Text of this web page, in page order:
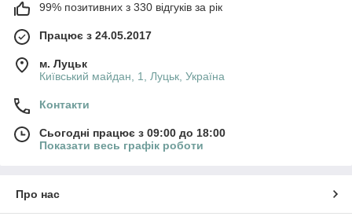
99% позитивних з 330 відгуків за рік
Працює з 24.05.2017
м. Луцьк
Київський майдан, 1, Луцьк, Україна
Контакти
Сьогодні працює з 09:00 до 18:00
Показати весь графік роботи
Про нас